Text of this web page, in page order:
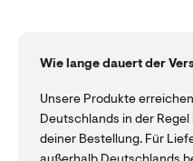
Wie lange dauert der
Unsere Produkte
Deutschlands in der
deiner Bestellung. Für